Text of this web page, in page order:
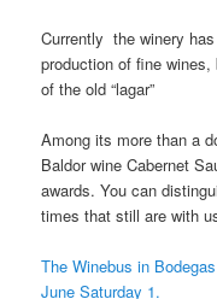
Currently the winery
production of fine
of the old “lagar”
Among its more than a
Baldor wine Cabernet
awards. You can
times that still are with
The Winebus in
June Saturday 1.